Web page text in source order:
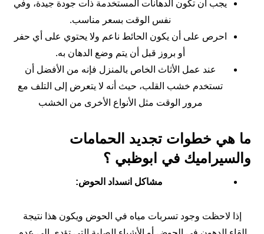
يجب أن تكون الدهانات المستخدمة ذات جودة جيدة، وفي
نفس الوقت بسعر مناسب.
احرص على أن يكون الحائط ناعم ولا يحتوي على أي حفر
أو بروز قبل أن يتم وضع الدهان به.
عند عمل الأثاث الخاص بالمنزل فإنه من الأفضل أن
تستخدم خشب القلب، حيث أنه لا يتعرض إلى التلف مع
مرور الوقت مثل الأنواع الأخرى من الخشب
ما هي خطوات تجديد الحمامات
والسيراميك في ابوظبي ؟
مشاكل انسداد الحوض:
إذا لاحظت وجود تسربات مياه في الحوض ويكون هذا نتيجة